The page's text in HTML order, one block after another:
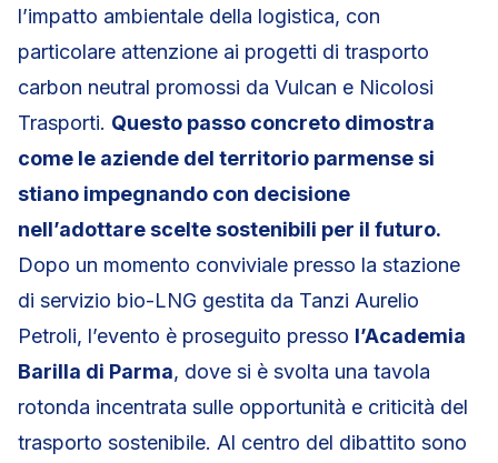
l’impatto ambientale della logistica, con
particolare attenzione ai progetti di trasporto
carbon neutral promossi da Vulcan e Nicolosi
Trasporti. Questo passo concreto dimostra
come le aziende del territorio parmense si
stiano impegnando con decisione
nell’adottare scelte sostenibili per il futuro.
Dopo un momento conviviale presso la stazione
di servizio bio-LNG gestita da Tanzi Aurelio
Petroli, l’evento è proseguito presso l’Academia
Barilla di Parma, dove si è svolta una tavola
rotonda incentrata sulle opportunità e criticità del
trasporto sostenibile. Al centro del dibattito sono